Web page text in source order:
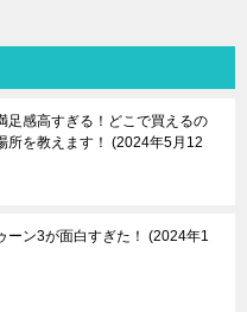
足感高すぎる！どこで買えるの
所を教えます！
2024年5月12
ン3が面白すぎた！
2024年1